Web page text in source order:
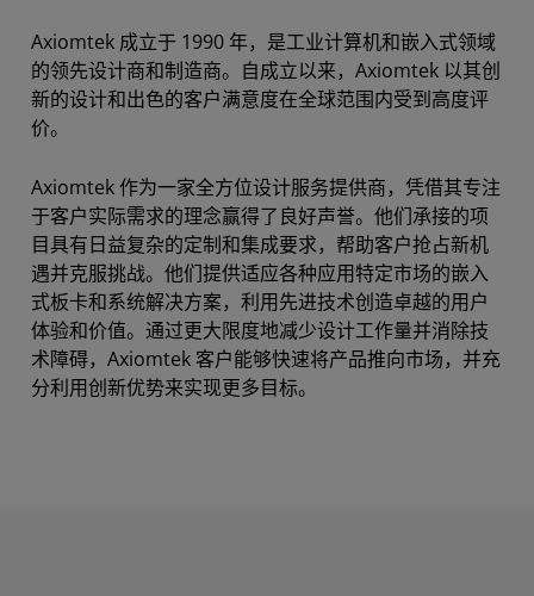
Axiomtek 成立于 1990 年，是工业计算机和嵌入式领域
的领先设计商和制造商。自成立以来，Axiomtek 以其创
新的设计和出色的客户满意度在全球范围内受到高度评
价。
Axiomtek 作为一家全方位设计服务提供商，凭借其专注
于客户实际需求的理念赢得了良好声誉。他们承接的项
目具有日益复杂的定制和集成要求，帮助客户抢占新机
遇并克服挑战。他们提供适应各种应用特定市场的嵌入
式板卡和系统解决方案，利用先进技术创造卓越的用户
体验和价值。通过更大限度地减少设计工作量并消除技
术障碍，Axiomtek 客户能够快速将产品推向市场，并充
分利用创新优势来实现更多目标。